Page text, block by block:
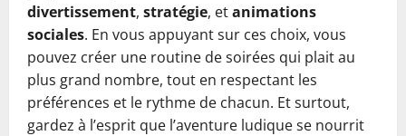
divertissement, stratégie, etanimations
sociales. En vous appuyant sur ces choix, vous
pouvez créer une routine de soirées qui plait au
plus grand nombre, tout en respectant les
préférences et le rythme de chacun. Et surtout,
gardez à l’esprit que l’aventure ludique se nourrit